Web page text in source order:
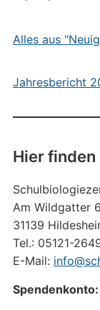
Alles aus
Jahresbericht
Hier finden
Am Wildgatter
31139
Tel.: 05121-
E-Mail:
Spendenkonto: